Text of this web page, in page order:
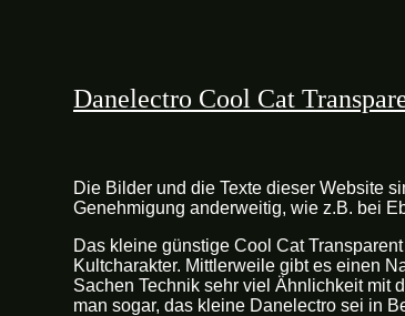
Danelectro Cool Cat
Die Bilder und die Texte dieser Website
Genehmigung anderweitig, wie z.B. bei
Das kleine günstige Cool Cat
Kultcharakter. Mittlerweile gibt es einen
Sachen Technik sehr viel Ähnlichkeit mit
man sogar, das kleine Danelectro sei in